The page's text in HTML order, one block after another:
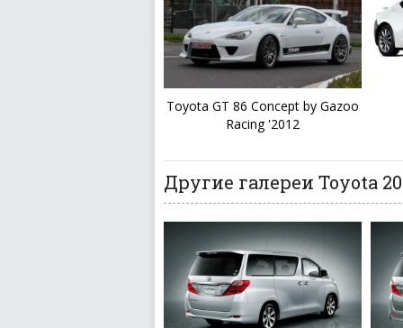
Toyota GT 86 Concept by Gazoo
Racing '2012
Другие галереи Toyota